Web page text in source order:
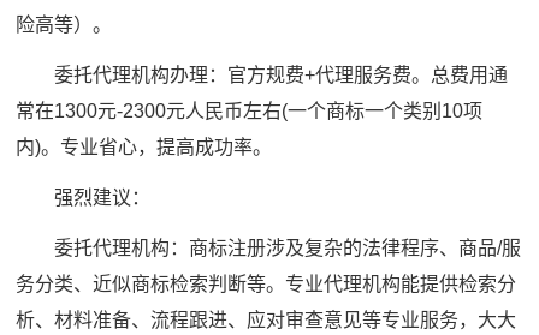
险高等）。
委托代理机构办理：官方规费+代理服务费。总费用通
常在1300元-2300元人民币左右(一个商标一个类别10项
内)。专业省心，提高成功率。
强烈建议：
委托代理机构：商标注册涉及复杂的法律程序、商品/服
务分类、近似商标检索判断等。专业代理机构能提供检索分
析、材料准备、流程跟进、应对审查意见等专业服务，大大